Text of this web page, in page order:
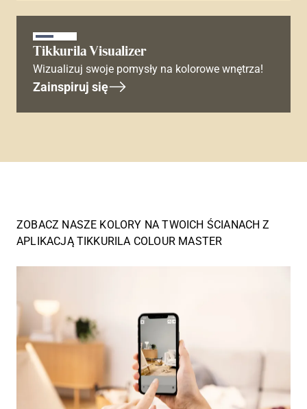
Tikkurila Visualizer
Wizualizuj swoje pomysły na kolorowe wnętrza!
Zainspiruj się
ZOBACZ NASZE KOLORY NA TWOICH ŚCIANACH Z
APLIKACJĄ TIKKURILA COLOUR MASTER